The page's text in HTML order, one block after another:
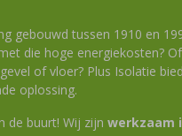
gebouwd tussen 1910 en
die hoge energiekosten?
of vloer? Plus Isolatie
oplossing.
de buurt! Wij zijn werkzaam